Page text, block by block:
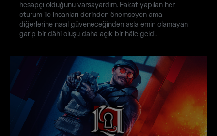
hesapçı olduğunu varsayardım. Fakat yapılan her
oturum ile insanları derinden önemseyen ama
diğerlerine nasıl güveneceğinden asla emin olamayan
garip bir dâhi oluşu daha açık bir hâle geldi.